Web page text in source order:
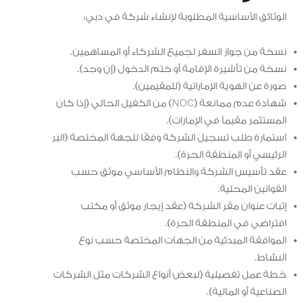
الوثائق الأساسية المطلوبة لإنشاء شركة في دبي:
نسخة من جواز السفر لجميع الشركاء أو المساهمين.
نسخة من تأشيرة الإقامة أو ختم الدخول (إن وجد).
صورة عن الهوية الإماراتية (للمقيمين).
شهادة عدم ممانعة (NOC) من الكفيل الحالي (إذا كان
المستثمر مقيماً في الإمارات).
استمارة طلب تسجيل الشركة وفقًا للجهة المختصة (البر
الرئيسي أو المنطقة الحرة).
عقد تأسيس الشركة والنظام الأساسي موثق حسب
القوانين المحلية.
إثبات عنوان مقر الشركة (عقد إيجار موثق أو مكتب
افتراضي في المنطقة الحرة).
الموافقة المبدئية من الجهات المختصة حسب نوع
النشاط.
خطة عمل تفصيلية (لبعض أنواع الشركات مثل الشركات
الصناعية أو المالية).